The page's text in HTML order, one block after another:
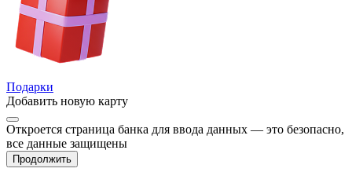
Подарки
Добавить новую карту
Откроется страница банка для ввода данных — это безопасно,
все данные защищены
Продолжить